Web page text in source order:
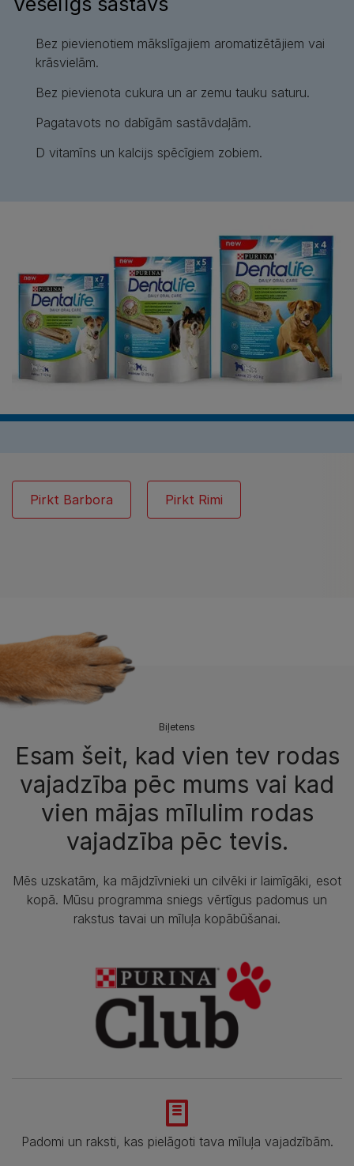
Bez pievienotiem mākslīgajiem aromatizētājiem vai
krāsvielām.
Bez pievienota cukura un ar zemu tauku saturu.
Pagatavots no dabīgām sastāvdaļām.
D vitamīns un kalcijs spēcīgiem zobiem.
Pirkt Barbora Pirkt Rimi
Biļetens
Esam šeit, kad vien tev rodas
vajadzība pēc mums vai kad
vien mājas mīlulim rodas
vajadzība pēc tevis.
Mēs uzskatām, ka mājdzīvnieki un cilvēki ir laimīgāki, esot
kopā. Mūsu programma sniegs vērtīgus padomus un
rakstus tavai un mīluļa kopābūšanai.
Padomi un raksti, kas pielāgoti tava mīluļa vajadzībām.